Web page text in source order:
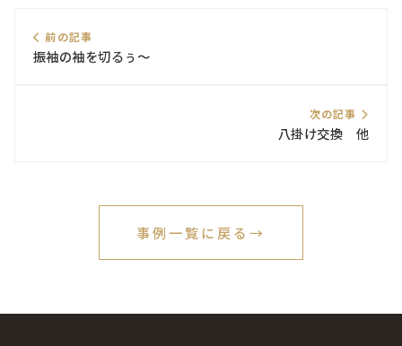
前の記事
振袖の袖を切るぅ～
次の記事
八掛け交換 他
事例一覧に戻る →